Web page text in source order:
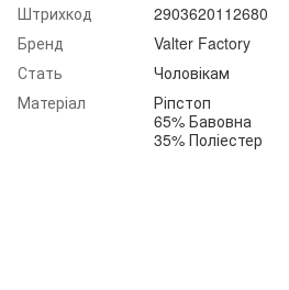
Штрихкод
2903620112680
Бренд
Valter Factory
Стать
Чоловікам
Матеріал
Ріпстоп
65% Бавовна
35% Поліестер